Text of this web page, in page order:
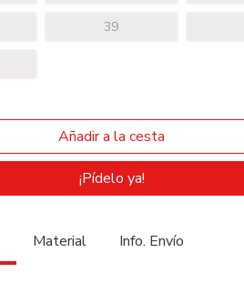
39
¡Pídelo ya!
Material Info. Envío